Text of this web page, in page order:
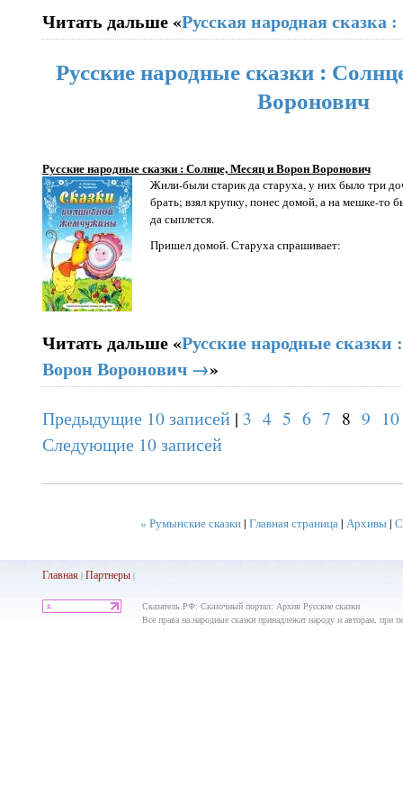
Читать дальше «Русская народная
Русские народные сказки :
Воронович
Русские народные сказки : Солнце, Месяц и Ворон Воронович
Жили-были старик да старуха, у них было три
брать; взял крупку, понес домой, а на мешке-то
да сыплется.
Пришел домой. Старуха спрашивает:
Читать дальше «Русские народные
Ворон Воронович →»
Предыдущие 10 записей | 3 4 5 6 7 8 9 10
Следующие 10 записей
« Румынские сказки| Главная страница| Архивы|
Главная| Партнеры|
Сказатель.РФ: Сказочный портал: Архив Русские сказки
Все права на народные сказки принадлежат народу и авторам, при